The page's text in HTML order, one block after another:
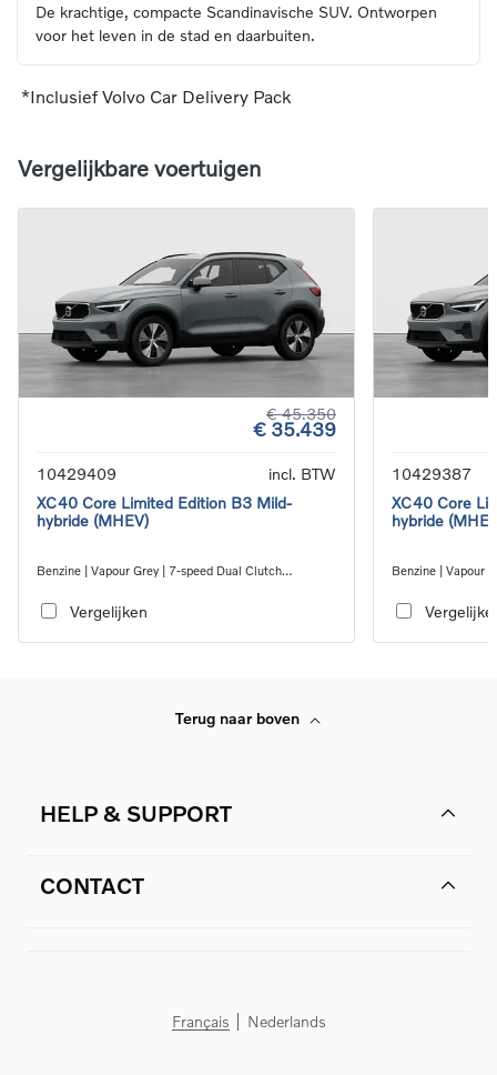
De krachtige, compacte Scandinavische SUV. Ontworpen
voor het leven in de stad en daarbuiten.
*Inclusief Volvo Car Delivery Pack
Vergelijkbare voertuigen
€ 45.350
€ 35.439
10429409
incl. BTW
XC40 Core Limited Edition B3 Mild-
hybride (MHEV)
Benzine | Vapour Grey | 7-speed Dual Clutch
Vergelijken
10429387
XC40 Core
hybride
Benzine | Vapour
Terug naar boven
HELP & SUPPORT
CONTACT
Français Nederlands